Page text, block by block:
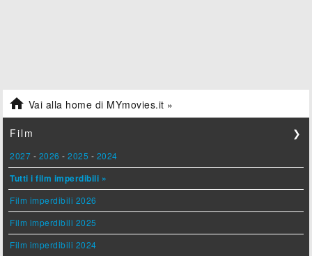
 Vai alla home di MYmovies.it »
Film ❯
2027 - 2026 -2025 - 2024
Tutti i film imperdibili »
Film imperdibili 2026
Film imperdibili 2025
Film imperdibili 2024